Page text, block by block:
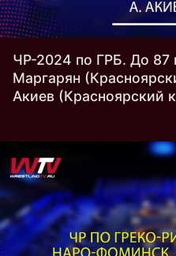
ЧР-2024 по ГРБ. До 87
Маргарян
Акиев (Красноярский